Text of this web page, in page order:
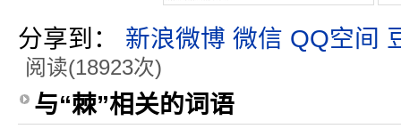
分享到： 新浪微博 微信 QQ空间
阅读(18923次)
与“棘”相关的词语